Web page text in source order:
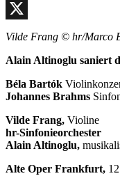
Facebook
X
Vilde Frang © hr/Marco
Alain Altinoglu saniert
Béla Bartók
Johannes Brahms
Vilde Frang, Violine
hr-Sinfonieorchester
Alain Altinoglu,
Alte Oper Frankfurt,